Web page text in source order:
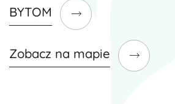
BYTOM
Zobacz na mapie